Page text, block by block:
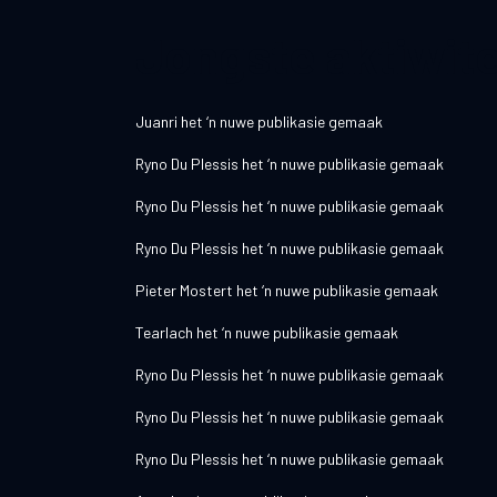
Juanri het ‘n nuwe publikasie gemaak
Ryno Du Plessis het ‘n nuwe publikasie gemaak
Ryno Du Plessis het ‘n nuwe publikasie gemaak
Ryno Du Plessis het ‘n nuwe publikasie gemaak
Pieter Mostert het ‘n nuwe publikasie gemaak
Tearlach het ‘n nuwe publikasie gemaak
Ryno Du Plessis het ‘n nuwe publikasie gemaak
Ryno Du Plessis het ‘n nuwe publikasie gemaak
Ryno Du Plessis het ‘n nuwe publikasie gemaak